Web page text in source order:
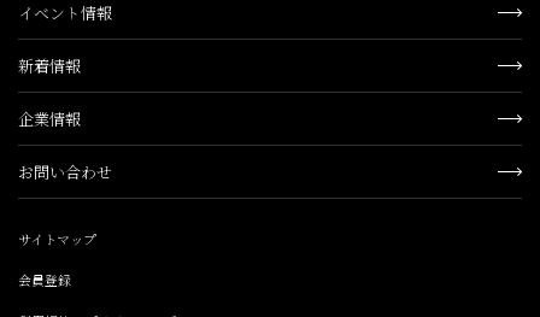
イベント情報
新着情報
企業情報
お問い合わせ
サイトマップ
会員登録